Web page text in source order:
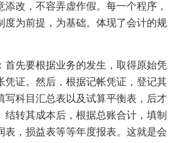
添改，不容弄虚作假。每一个程序，
度为前提，为基础。体现了会计的规
先要根据业务的发生，取得原始凭
凭证。然后，根据记帐凭证，登记其
写科目汇总表以及试算平衡表，后才
结转其成本后，根据总账合计，填制
表，损益表等等年度报表。这就是会